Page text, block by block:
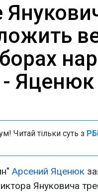
- Яценюк
Читай тільки суть з
Арсений Яценюк
Януковича